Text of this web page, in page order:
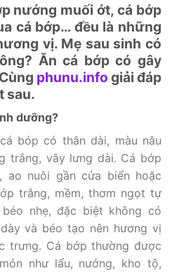
nướng muối ớt, cá bớp
cá bớp… đều là những
vị. Mẹ sau sinh có
Ăn cá bớp có gây
phunu.info giải đáp
sau.
dưỡng?
bóp có thân dài, màu nâu
trắng, vây lưng dài. Cá bớp
ao nuôi gần cửa biển hoặc
trắng, mềm, thơm ngọt tự
nhẹ, đặc biệt không có
và béo tạo nên hương vị
trưng. Cá bớp thường được
như lẩu, nướng, kho tộ,